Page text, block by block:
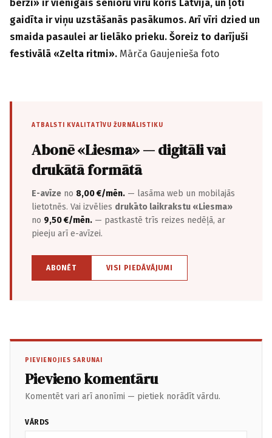
bērzi» ir vienīgais senioru vīru koris Latvijā, un ļoti
gaidīta ir viņu uzstāšanās pasākumos. Arī vīri dzied un
smaida pasaulei ar lielāko prieku. Šoreiz to darījuši
festivālā «Zelta ritmi». Mārča Gaujenieša foto
ATBALSTI KVALITATĪVU ŽURNĀLISTIKU
Abonē «Liesma» — digitāli vai
drukātā formātā
E-avīze no 8,00 €/mēn. — lasāma web un mobilajās
lietotnēs. Vai izvēlies drukāto laikrakstu «Liesma»
no 9,50 €/mēn. — pastkastē trīs reizes nedēļā, ar
pieeju arī e-avīzei.
ABONĒT VISI PIEDĀVĀJUMI
PIEVIENOJIES SARUNAI
Pievieno komentāru
Komentēt vari arī anonīmi — pietiek norādīt vārdu.
VĀRDS